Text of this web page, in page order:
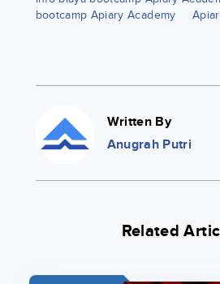
bootcamp Apiary Academy
Written By
Anugrah Putri
Related